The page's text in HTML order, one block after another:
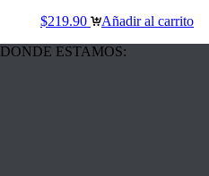
$219.90
Añadir al carrito
DONDE ESTAMOS: